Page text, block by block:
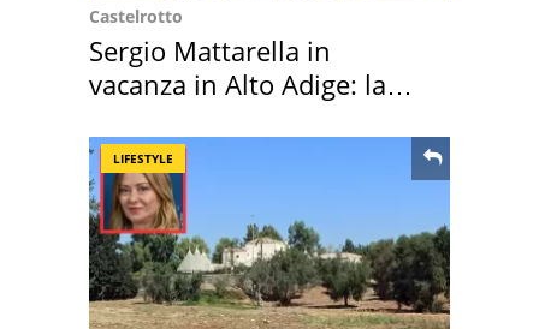
Castelrotto
Sergio Mattarella in
vacanza in Alto Adige: la
LIFESTYLE